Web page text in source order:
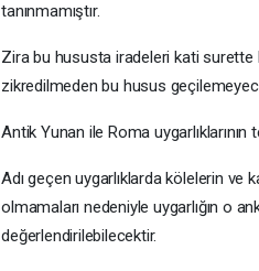
tanınmamıştır.
Zira bu hususta iradeleri kati surette
zikredilmeden bu husus
Antik Yunan ile Roma
Adı geçen uygarlıklarda kölelerin ve
olmamaları nedeniyle uygarlığın o
değerlendirilebilecektir.